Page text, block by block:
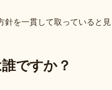
針を一貫して取っていると見
ですか？